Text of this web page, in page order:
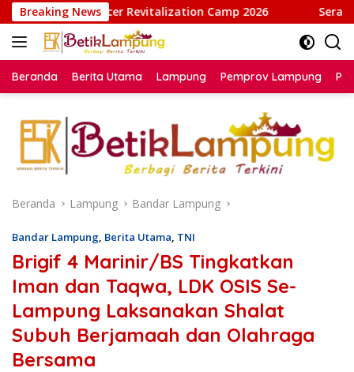
Langsung
ke
konten
Breaking News
Revitalization Camp 2026 Serahkan Paket
Beranda Berita Utama Lampung Pemprov Lampung
Beranda Lampung Bandar Lampung
Bandar Lampung, Berita Utama, TNI
Brigif 4 Marinir/BS Tingkatkan
Iman dan Taqwa, LDK OSIS Se-
Lampung Laksanakan Shalat
Subuh Berjamaah dan Olahraga
Bersama